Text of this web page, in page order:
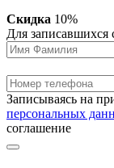
Скидка 10%
Для
Записываясь на
персональных
соглашение